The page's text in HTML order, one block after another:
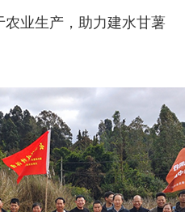
业生产，助力建水甘薯